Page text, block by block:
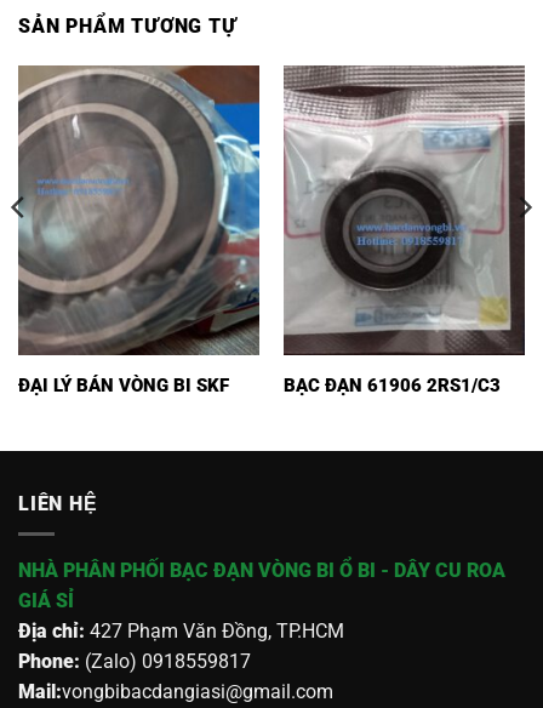
SẢN PHẨM TƯƠNG TỰ
ĐẠI LÝ BÁN VÒNG BI SKF BẠC ĐẠN 61906 2RS1/C3
LIÊN HỆ
NHÀ PHÂN PHỐI BẠC ĐẠN VÒNG BI Ổ BI - DÂY CU ROA
GIÁ SỈ
Địa chỉ: 427 Phạm Văn Đồng, TP.HCM
Phone: (Zalo) 0918559817
Mail:vongbibacdangiasi@gmail.com